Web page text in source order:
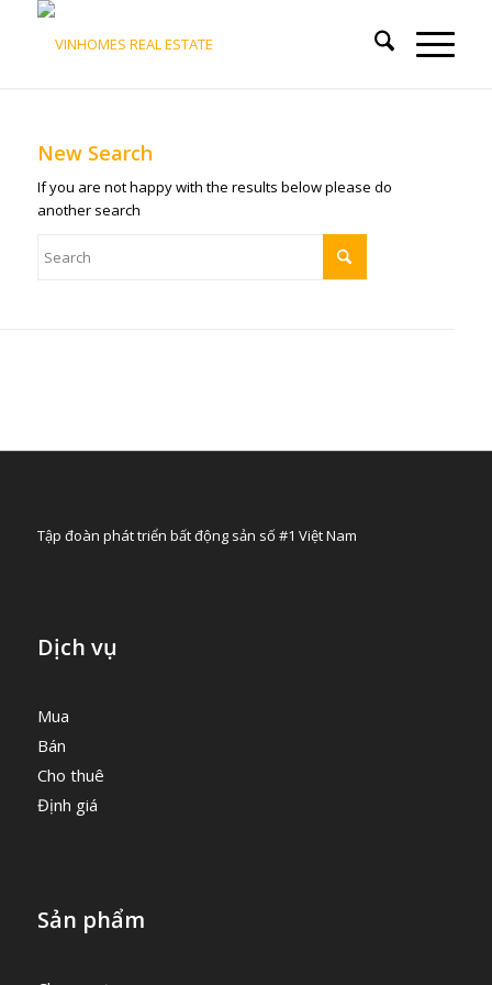
New Search
If you are not happy with the results below please do
another search
Tập đoàn phát triển bất động sản số #1 Việt Nam
Dịch vụ
Mua
Bán
Cho thuê
Định giá
Sản phẩm